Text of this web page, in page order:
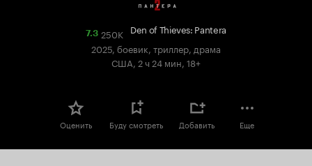
7.3Рейтинг
Кинопоиска
250K Den of Thieves: Pantera
2025, боевик, триллер, драма
США, 2 ч 24 мин, 18+
Оценить Буду смотреть Добавить Еще